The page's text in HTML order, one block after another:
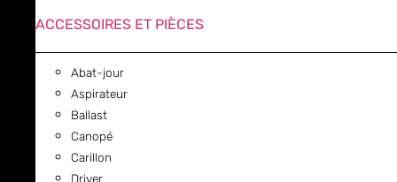
ACCESSOIRES ET PIÈCES
Abat-jour
Aspirateur
Ballast
Canopé
Carillon
Driver